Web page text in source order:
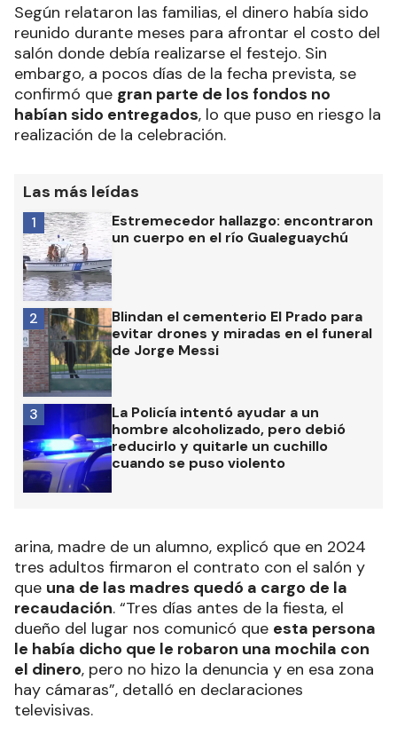
Según relataron las familias, el dinero había sido
reunido durante meses para afrontar el costo del
salón donde debía realizarse el festejo. Sin
embargo, a pocos días de la fecha prevista, se
confirmó que gran parte de los fondos no
habían sido entregados, lo que puso en riesgo la
realización de la celebración.
Las más leídas
Estremecedor hallazgo: encontraron
un cuerpo en el río Gualeguaychú
1
Blindan el cementerio El Prado para
evitar drones y miradas en el funeral
de Jorge Messi
2
La Policía intentó ayudar a un
hombre alcoholizado, pero debió
reducirlo y quitarle un cuchillo
cuando se puso violento
3
arina, madre de un alumno, explicó que en 2024
tres adultos firmaron el contrato con el salón y
que una de las madres quedó a cargo de la
recaudación. “Tres días antes de la fiesta, el
dueño del lugar nos comunicó que esta persona
le había dicho que le robaron una mochila con
el dinero, pero no hizo la denuncia y en esa zona
hay cámaras”, detalló en declaraciones
televisivas.